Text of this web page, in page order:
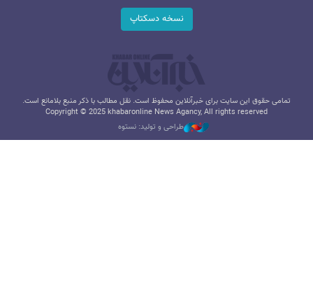
نسخه دسکتاپ
تمامی حقوق این سایت برای خبرآنلاین محفوظ است. نقل مطالب با ذکر منبع بلامانع است.
Copyright © 2025 khabaronline News Agancy, All rights reserved
طراحی و تولید: نستوه